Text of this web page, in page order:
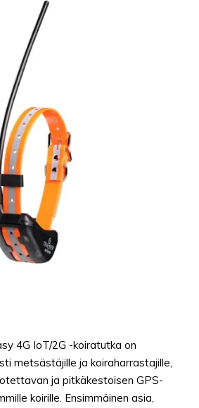
4G IoT/2G -koiratutka on
metsästäjille ja koiraharrastajille,
ja pitkäkestoisen GPS-
koirille. Ensimmäinen asia,